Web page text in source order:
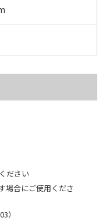
ださい
場合にご使用くださ
）